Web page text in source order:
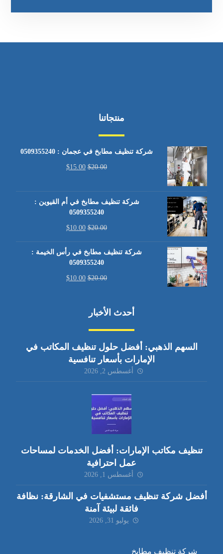
منتجاتنا
شركة تنظيف مطابخ في عجمان : 0509355240
$20.00
$15.00
شركة تنظيف مطابخ في أم القيوين :
0509355240
$20.00
$10.00
شركة تنظيف مطابخ في رأس الخيمة :
0509355240
$20.00
$10.00
أحدث الأخبار
السهم الذهبي: أفضل حلول تنظيف المكاتب في
الإمارات بأسعار تنافسية
أغسطس 2, 2026
تنظيف مكاتب الإمارات: أفضل الخدمات لمساحات
عمل احترافية
أغسطس 1, 2026
أفضل شركة تنظيف مستشفيات في الشارقة: نظافة
فائقة لبيئة آمنة
يوليو 31, 2026
شركة تنظيف مطابخ